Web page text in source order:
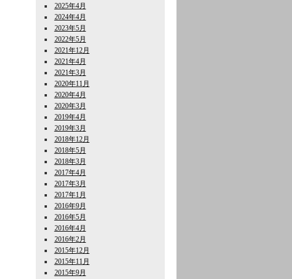
2025年4月
2024年4月
2023年5月
2022年5月
2021年12月
2021年4月
2021年3月
2020年11月
2020年4月
2020年3月
2019年4月
2019年3月
2018年12月
2018年5月
2018年3月
2017年4月
2017年3月
2017年1月
2016年9月
2016年5月
2016年4月
2016年2月
2015年12月
2015年11月
2015年9月